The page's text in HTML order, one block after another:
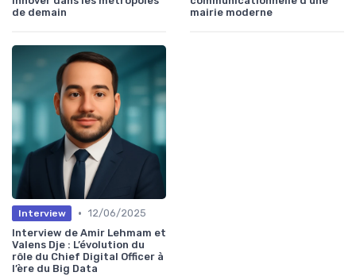
de demain
mairie moderne
Interview • 12/06/2025
Interview de Amir Lehmam et
Valens Dje : L’évolution du
rôle du Chief Digital Officer à
l’ère du Big Data